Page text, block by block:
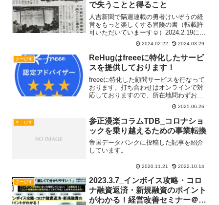
で失うことと得ること
人吉新聞で隔週連載の勇者けいぞうの経
営をもっと楽しくする冒険の書（転載許
可いただいていまーす☺️）2024.2.19に熊
本市のスタハブくまもとに召喚いただい
てfreee会計について楽しく分かりやすく
解説してきました♪セミナーに参加いただ
いたRead more...
2024.02.22 2024.03.29
さーびす
ReHugはfreeeに特化したサービ
スを提供しております！
freeeに特化した顧問サービスを行なって
おります。打ち合わせはオンラインで対
応しておりますので、所在地問わずお気
軽にご相談ください。（対面相談は、那
覇、熊本県球磨郡に限り行なっておりま
す）
2025.06.26
さーびす
参正漫楽コラムTDB_コロナショ
ックを乗り越えるための事業転換
帝国データバンクに投稿した記事を紹介
しています。
2020.11.21 2022.10.14
さーびす
2023.3.7_インボイス攻略・コロ
ナ融資返済・新規融資のポイント
がわかる！経営改善セミナー＠熊